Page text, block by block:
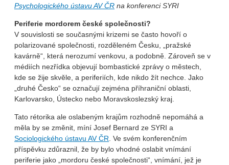
Psychologického ústavu AV ČR na konferenci SYRI
Periferie mordorem české společnosti?
V souvislosti se současnými krizemi se často hovoří o
polarizované společnosti, rozděleném Česku, „pražské
kavárně“, která nerozumí venkovu, a podobně. Zároveň se v
médiích nezřídka objevují bombastické zprávy o městech,
kde se žije skvěle, a periferiích, kde nikdo žít nechce. Jako
„druhé Česko“ se označují zejména příhraniční oblasti,
Karlovarsko, Ústecko nebo Moravskoslezský kraj.
Tato rétorika ale oslabeným krajům rozhodně nepomáhá a
měla by se změnit, míní Josef Bernard ze SYRI a
Sociologického ústavu AV ČR . Ve svém konferenčním
příspěvku zdůraznil, že by bylo vhodné oslabit vnímání
periferie jako „mordoru české společnosti“, vnímání, jež je